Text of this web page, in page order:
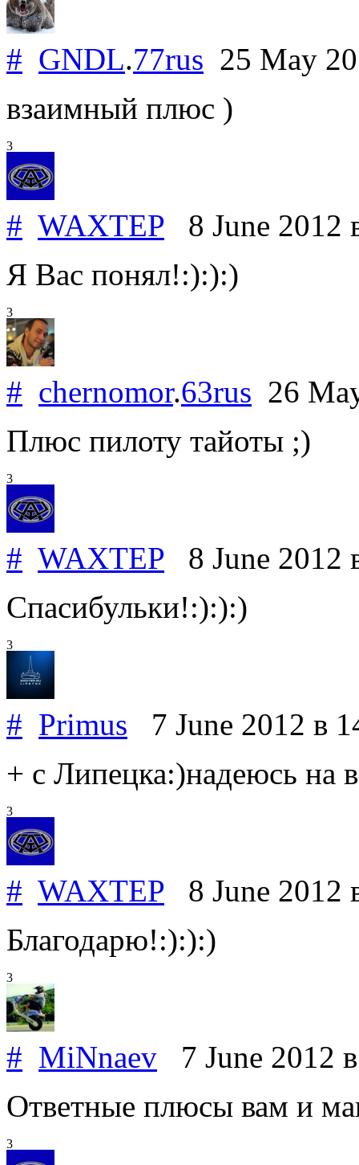
# GNDL.77rus 25 May
взаимный плюс )
3
# WAXTEP 8 June 2012
Я Вас понял!:):):)
3
# chernomor.63rus 26
Плюс пилоту тайоты ;)
3
# WAXTEP 8 June 2012
Спасибульки!:):):)
3
# Primus 7 June 2012 в
+ с Липецка:)надеюсь на
3
# WAXTEP 8 June 2012
Благодарю!:):):)
3
# MiNnaev 7 June 2012
Ответные плюсы вам и
3